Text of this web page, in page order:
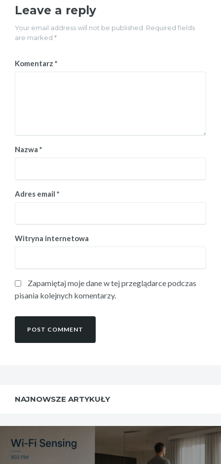
Leave a reply
Your email address will not be published. Required fields
are marked *
Komentarz *
Nazwa *
Adres email *
Witryna internetowa
Zapamiętaj moje dane w tej przeglądarce podczas
pisania kolejnych komentarzy.
NAJNOWSZE ARTYKUŁY